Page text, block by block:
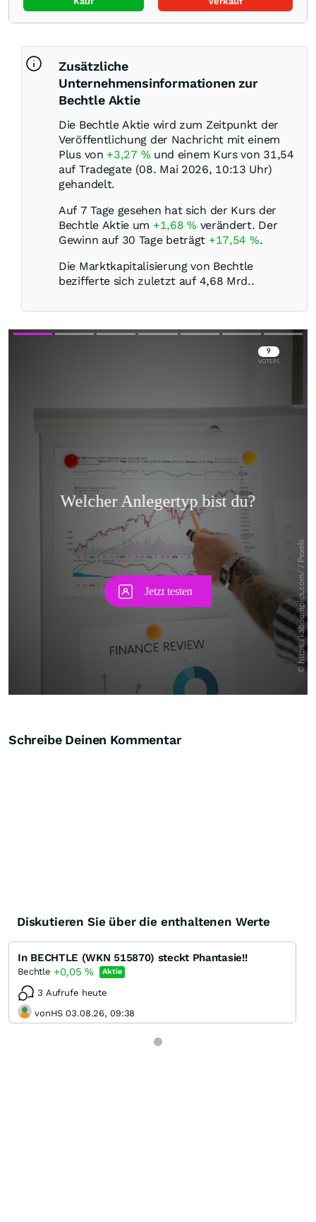
Zusätzliche
Unternehmensinformationen zur
Bechtle Aktie
Die Bechtle Aktie wird zum Zeitpunkt der
Veröffentlichung der Nachricht mit einem
Plus von +3,27 % und einem Kurs von 31,54
auf Tradegate (08. Mai 2026, 10:13 Uhr)
gehandelt.
Auf 7 Tage gesehen hat sich der Kurs der
Bechtle Aktie um +1,68% verändert. Der
Gewinn auf 30 Tage beträgt +17,54 %.
Die Marktkapitalisierung von Bechtle
bezifferte sich zuletzt auf 4,68 Mrd..
Schreibe Deinen Kommentar
Diskutieren Sie über die enthaltenen Werte
In BECHTLE (WKN 515870) steckt Phantasie!!
Bechtle +0,05% Aktie
3 Aufrufe heute
vonHS 03.08.26, 09:38